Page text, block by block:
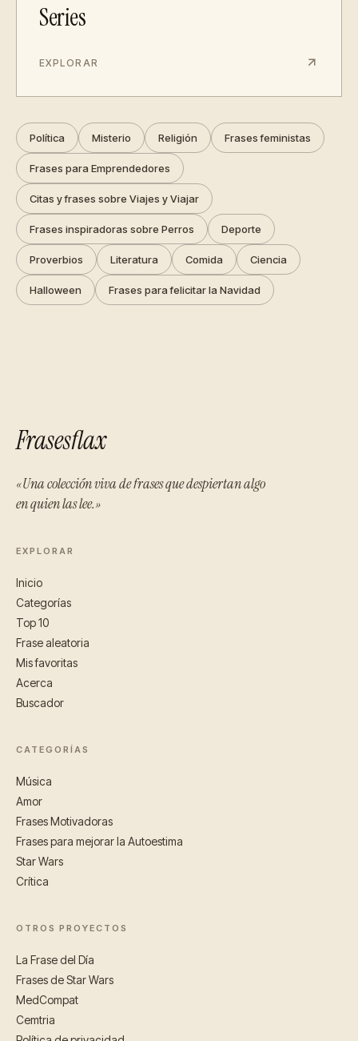
Series
EXPLORAR
Política Misterio Religión Frases feministas
Frases para Emprendedores
Citas y frases sobre Viajes y Viajar
Frases inspiradoras sobre Perros Deporte
Proverbios Literatura Comida Ciencia
Halloween Frases para felicitar la Navidad
Frasesflax
«Una colección viva de frases que despiertan algo
en quien las lee.»
EXPLORAR
Inicio
Categorías
Top 10
Frase aleatoria
Mis favoritas
Acerca
Buscador
CATEGORÍAS
Música
Amor
Frases Motivadoras
Frases para mejorar la Autoestima
Star Wars
Crítica
OTROS PROYECTOS
La Frase del Día
Frases de Star Wars
MedCompat
Cemtria